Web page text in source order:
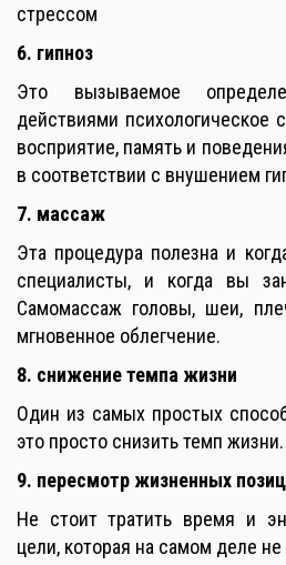
стрессом
6. гипноз
Это вызываемое
действиями психологическое
восприятие, память и
в соответствии с внушением
7. массаж
Эта процедура полезна и
специалисты, и когда вы
Самомассаж головы, шеи,
мгновенное облегчение.
8. снижение темпа жизни
Один из самых простых
это просто снизить темп жизни.
9. пересмотр жизненных
Не стоит тратить время и
цели, которая на самом деле